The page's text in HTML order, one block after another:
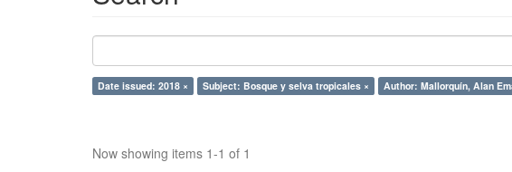
Date issued: 2018 × Subject: Bosque y selva tropicales × Author: Mallorquín, Alan
Now showing items 1-1 of 1